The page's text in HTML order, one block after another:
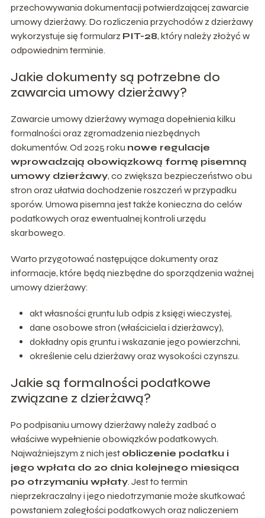
przechowywania dokumentacji potwierdzającej zawarcie
umowy dzierżawy. Do rozliczenia przychodów z dzierżawy
wykorzystuje się formularz PIT-28, który należy złożyć w
odpowiednim terminie.
Jakie dokumenty są potrzebne do
zawarcia umowy dzierżawy?
Zawarcie umowy dzierżawy wymaga dopełnienia kilku
formalności oraz zgromadzenia niezbędnych
dokumentów. Od 2025 roku nowe regulacje
wprowadzają obowiązkową formę pisemną
umowy dzierżawy, co zwiększa bezpieczeństwo obu
stron oraz ułatwia dochodzenie roszczeń w przypadku
sporów. Umowa pisemna jest także konieczna do celów
podatkowych oraz ewentualnej kontroli urzędu
skarbowego.
Warto przygotować następujące dokumenty oraz
informacje, które będą niezbędne do sporządzenia ważnej
umowy dzierżawy:
akt własności gruntu lub odpis z księgi wieczystej,
dane osobowe stron (właściciela i dzierżawcy),
dokładny opis gruntu i wskazanie jego powierzchni,
określenie celu dzierżawy oraz wysokości czynszu.
Jakie są formalności podatkowe
związane z dzierżawą?
Po podpisaniu umowy dzierżawy należy zadbać o
właściwe wypełnienie obowiązków podatkowych.
Najważniejszym z nich jest obliczenie podatku i
jego wpłata do 20 dnia kolejnego miesiąca
po otrzymaniu wpłaty. Jest to termin
nieprzekraczalny i jego niedotrzymanie może skutkować
powstaniem zaległości podatkowych oraz naliczeniem